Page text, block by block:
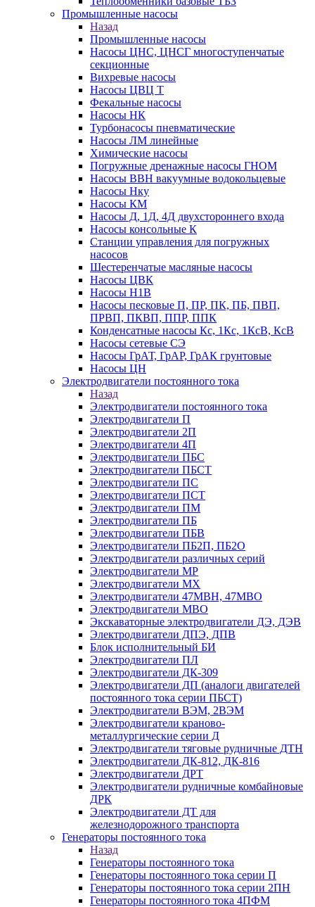
Промышленные насосы
Назад
Промышленные насосы
Насосы ЦНС, ЦНСГ многоступенчатые
секционные
Вихревые насосы
Насосы ЦВЦ Т
Фекальные насосы
Насосы НК
Турбонасосы пневматические
Насосы ЛМ линейные
Химические насосы
Погружные дренажные насосы ГНОМ
Насосы ВВН вакуумные водокольцевые
Насосы Нку
Насосы КМ
Насосы Д, 1Д, 4Д двухстороннего входа
Насосы консольные К
Станции управления для погружных
насосов
Шестеренчатые масляные насосы
Насосы ЦВК
Насосы Н1В
Насосы песковые П, ПР, ПК, ПБ, ПВП,
ПРВП, ПКВП, ППР, ППК
Конденсатные насосы Кс, 1Кс, 1КсВ, КсВ
Насосы сетевые СЭ
Насосы ГрАТ, ГрАР, ГрАК грунтовые
Насосы ЦН
Электродвигатели постоянного тока
Назад
Электродвигатели постоянного тока
Электродвигатели П
Электродвигатели 2П
Электродвигатели 4П
Электродвигатели ПБС
Электродвигатели ПБСТ
Электродвигатели ПС
Электродвигатели ПСТ
Электродвигатели ПМ
Электродвигатели ПБ
Электродвигатели ПБВ
Электродвигатели ПБ2П, ПБ2О
Электродвигатели различных серий
Электродвигатели МР
Электродвигатели MX
Электродвигатели 47MBH, 47МВО
Электродвигатели MBO
Экскаваторные электродвигатели ДЭ, ДЭВ
Электродвигатели ДПЭ, ДПВ
Блок исполнительный БИ
Электродвигатели ПЛ
Электродвигатели ДК-309
Электродвигатели ДП (аналоги двигателей
постоянного тока серии ПБСТ)
Электродвигатели ВЭМ, 2ВЭМ
Электродвигатели краново-
металлургические серии Д
Электродвигатели тяговые рудничные ДТН
Электродвигатели ДК-812, ДК-816
Электродвигатели ДРТ
Электродвигатели рудничные комбайновые
ДРК
Электродвигатели ДТ для
железнодорожного транспорта
Генераторы постоянного тока
Назад
Генераторы постоянного тока
Генераторы постоянного тока серии П
Генераторы постоянного тока серии 2ПН
Генераторы постоянного тока 4ПФМ